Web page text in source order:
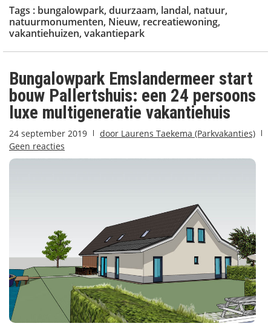
Tags : bungalowpark, duurzaam, landal, natuur,
natuurmonumenten, Nieuw, recreatiewoning,
vakantiehuizen, vakantiepark
Bungalowpark Emslandermeer start
bouw Pallertshuis: een 24 persoons
luxe multigeneratie vakantiehuis
24 september 2019 door Laurens Taekema (Parkvakanties)
Geen reacties